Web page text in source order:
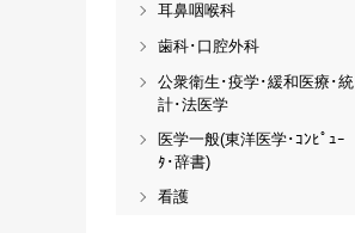
耳鼻咽喉科
歯科･口腔外科
公衆衛生･疫学･緩和医療･統
計･法医学
医学一般(東洋医学･ｺﾝﾋﾟｭｰ
ﾀ･辞書)
看護